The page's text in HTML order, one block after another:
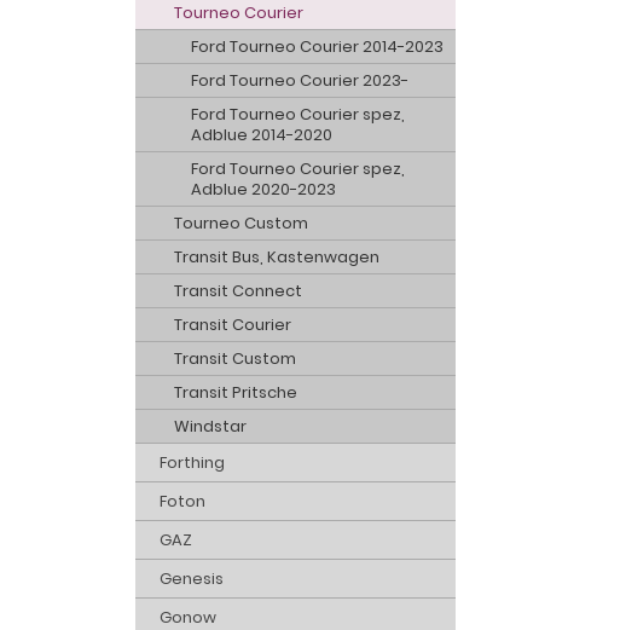
Tourneo Courier
Ford Tourneo Courier 2014-2023
Ford Tourneo Courier 2023-
Ford Tourneo Courier spez,
Adblue 2014-2020
Ford Tourneo Courier spez,
Adblue 2020-2023
Tourneo Custom
Transit Bus, Kastenwagen
Transit Connect
Transit Courier
Transit Custom
Transit Pritsche
Windstar
Forthing
Foton
GAZ
Genesis
Gonow